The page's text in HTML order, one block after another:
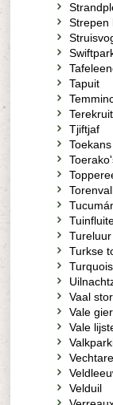
Strepen
Tapuit
Tjiftjaf
Toekans
Tureluur
Turkse
Vaal
Vale gier
Vale
Velduil